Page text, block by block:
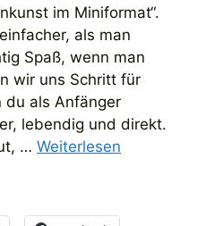
im Miniformat“.
als man
Spaß, wenn man
wir uns Schritt für
du als Anfänger
lebendig und direkt.
… Weiterlesen